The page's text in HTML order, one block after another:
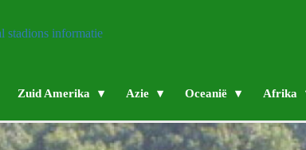
Zuid Amerika Azie Oceanië Afrika